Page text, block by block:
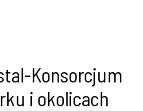
Konsorcjum
i okolicach